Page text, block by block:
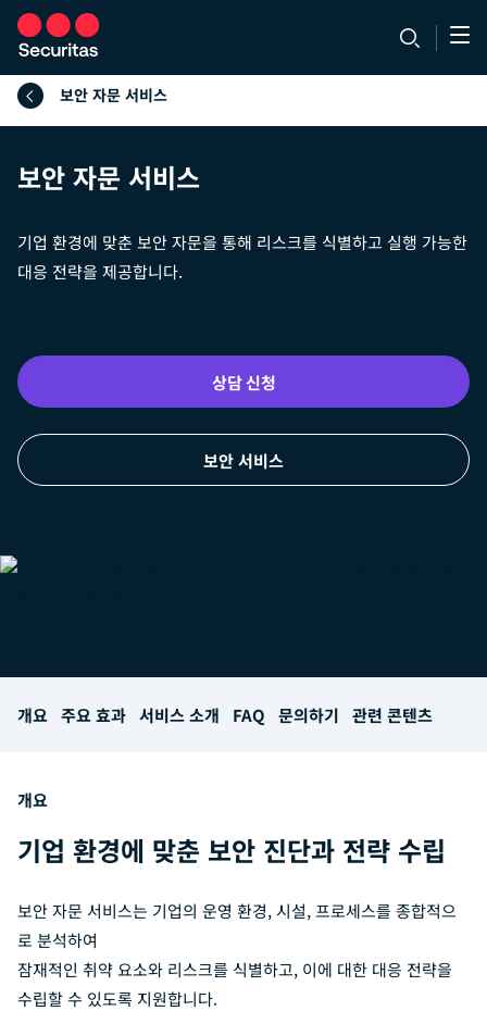
보안 자문 서비스
보안 자문 서비스
기업 환경에 맞춘 보안 자문을 통해 리스크를 식별하고 실행 가능한
대응 전략을 제공합니다.
상담 신청
보안 서비스
개요 주요 효과 서비스 소개 FAQ 문의하기 관련 콘텐츠
개요
기업 환경에 맞춘 보안 진단과 전략 수립
보안 자문 서비스는 기업의 운영 환경, 시설, 프로세스를 종합적으
로 분석하여
잠재적인 취약 요소와 리스크를 식별하고, 이에 대한 대응 전략을
수립할 수 있도록 지원합니다.